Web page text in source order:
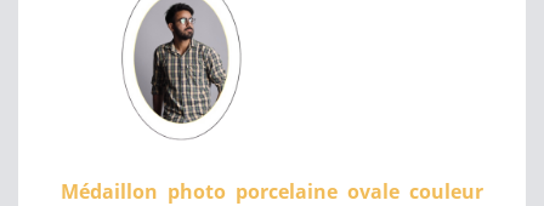
Médaillon photo porcelaine ovale couleur